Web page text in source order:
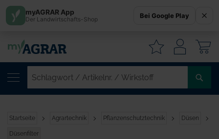
/
Startseite Agrartechnik Pflanzenschutztechnik Düsen
Düsenfilter
myAGRAR App
Der Landwirtschafts-Shop Bei Google Play